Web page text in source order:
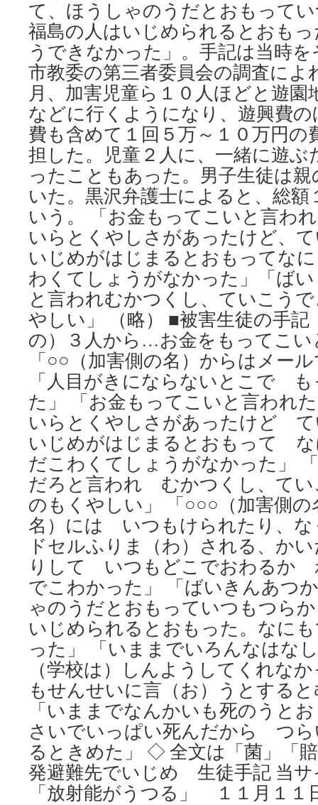
て、ほうしゃのうだとおもって
福島の人はいじめられるとおも
うできなかった」。手記は当時
市教委の第三者委員会の調査によ
月、加害児童ら１０人ほどと遊
などに行くようになり、遊興費
費も含めて１回５万～１０万円の
担した。児童２人に、一緒に遊
ったこともあった。男子生徒は
いた。黒沢弁護士によると、総
いう。 「お金もってこいと言わ
いらとくやしさがあったけど、
いじめがはじまるとおもってな
わくてしょうがなかった」「ば
と言われむかつくし、ていこう
やしい」 （略） ■被害生徒の手記
の）３人から…お金をもってこい
「○○（加害側の名）からはメー
「人目がきにならないとこで
た」 「お金もってこいと言われ
いらとくやしさがあったけど
いじめがはじまるとおもって
だこわくてしょうがなかった」
だろと言われ むかつくし、てい
のもくやしい」 「○○○（加害側
名）には いつもけられたり、
ドセルふりま（わ）される、か
りして いつもどこでおわるか
でこわかった」 「ばいきんあつ
ゃのうだとおもっていつもつら
いじめられるとおもった。なに
った」 「いままでいろんなは
（学校は）しんようしてくれな
もせんせいに言（お）うとする
「いままでなんかいも死のうと
さいでいっぱい死んだから つ
るときめた」 ◇ 全文は「菌」「
発避難先でいじめ 生徒手記 当サ
「放射能がうつる」 １１月１１